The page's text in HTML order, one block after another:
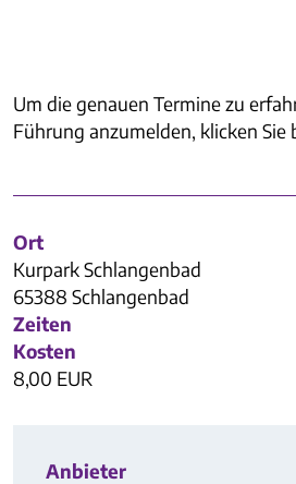
Um die genauen Termine zu
Führung anzumelden, klicken Sie
Ort
Kurpark Schlangenbad
65388 Schlangenbad
Zeiten
Kosten
8,00 EUR
Anbieter